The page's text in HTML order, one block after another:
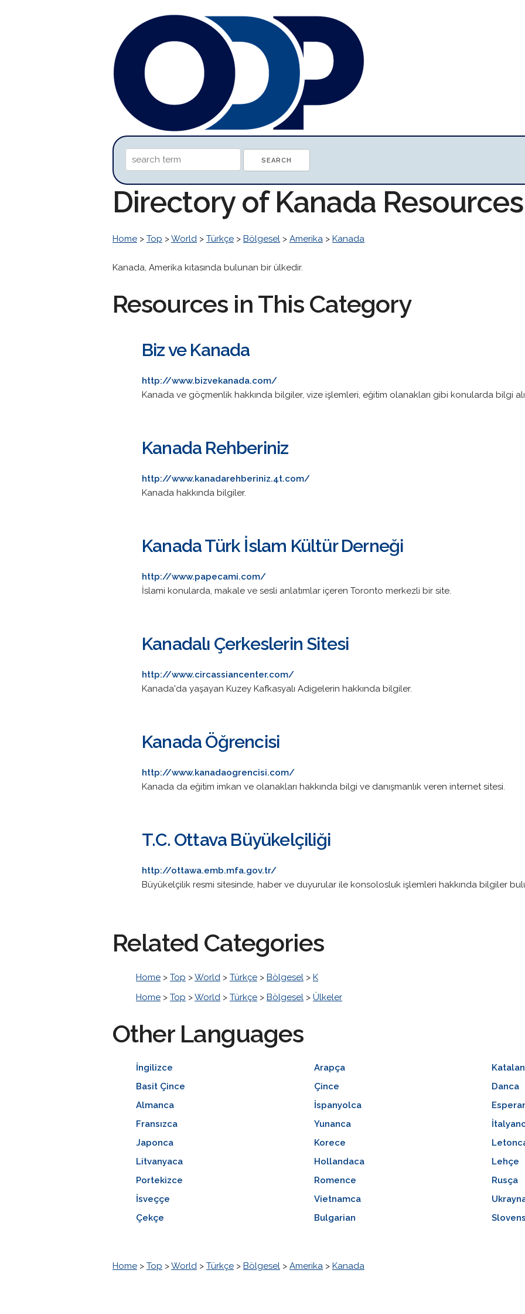
Directory of Kanada Resources
Home > Top >World > Türkçe > Bölgesel > Amerika > Kanada
Kanada, Amerika kıtasında bulunan bir ülkedir.
Resources in This Category
Biz ve Kanada
http://www.bizvekanada.com/
Kanada ve göçmenlik hakkında bilgiler, vize işlemleri, eğitim olanakları gibi konularda bilgi
Kanada Rehberiniz
http://www.kanadarehberiniz.4t.com/
Kanada hakkında bilgiler.
Kanada Türk İslam Kültür Derneği
http://www.papecami.com/
İslami konularda, makale ve sesli anlatımlar içeren Toronto merkezli bir site.
Kanadalı Çerkeslerin Sitesi
http://www.circassiancenter.com/
Kanada'da yaşayan Kuzey Kafkasyalı Adigelerin hakkında bilgiler.
Kanada Öğrencisi
http://www.kanadaogrencisi.com/
Kanada da eğitim imkan ve olanakları hakkında bilgi ve danışmanlık veren internet sitesi.
T.C. Ottava Büyükelçiliği
http://ottawa.emb.mfa.gov.tr/
Büyükelçilik resmi sitesinde, haber ve duyurular ile konsolosluk işlemleri hakkında bilgiler
Related Categories
Home > Top >World > Türkçe > Bölgesel > K
Home > Top >World > Türkçe > Bölgesel > Ülkeler
Other Languages
İngilizce Arapça
Basit Çince
Çince
Danca
Almanca
İspanyolca
Fransızca
Yunanca
Japonca
Korece
Litvanyaca
Hollandaca
Lehçe
Portekizce
Romence
Rusça
İsveççe
Vietnamca
Çekçe
Bulgarian
Home > Top >World > Türkçe > Bölgesel > Amerika > Kanada